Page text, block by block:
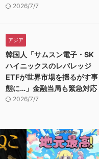
2026/7/7
アジア
韓国人「サムスン電子・SK
ハイニックスのレバレッジ
ETFが世界市場を揺るがす事
態に…」金融当局も緊急対応
2026/7/7